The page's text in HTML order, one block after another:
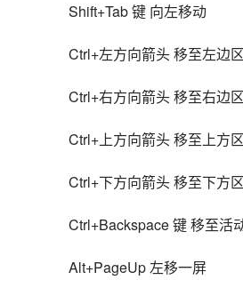
Shift+Tab 键 向左移动
Ctrl+左方向箭头 移至左边
Ctrl+右方向箭头 移至右边
Ctrl+上方向箭头 移至上方
Ctrl+下方向箭头 移至下方
Ctrl+Backspace 键 移至活
Alt+PageUp 左移一屏